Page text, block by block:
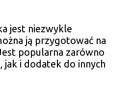
jest niezwykle
ją przygotować na
popularna zarówno
jak i dodatek do innych